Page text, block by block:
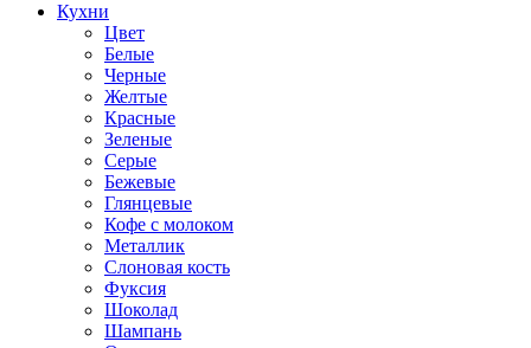
Кухни
Цвет
Белые
Черные
Желтые
Красные
Зеленые
Серые
Бежевые
Глянцевые
Кофе с молоком
Металлик
Слоновая кость
Фуксия
Шоколад
Шампань